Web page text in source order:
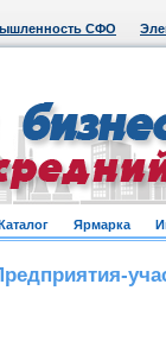
СФО
Ярмарка